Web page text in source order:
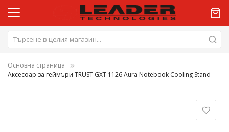
Основна страница
Аксесоар за геймъри TRUST GXT 1126 Aura Notebook Cooling Stand